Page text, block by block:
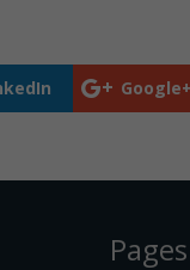
Google+
Pages